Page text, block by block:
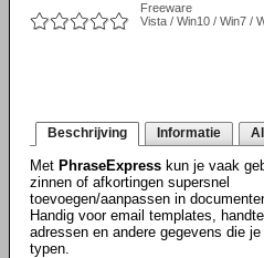
Freeware
Vista / Win10 / Win7 /
Beschrijving Informatie
Met PhraseExpress kun je vaak
zinnen of afkortingen supersnel
toevoegen/aanpassen in
Handig voor email templates,
adressen en andere gegevens die
typen.